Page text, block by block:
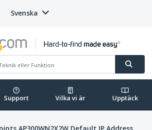
Svenska
Support Vilka vi är Upptäck